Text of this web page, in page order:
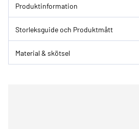
Produktinformation
Storleksguide och Produktmått
Material & skötsel